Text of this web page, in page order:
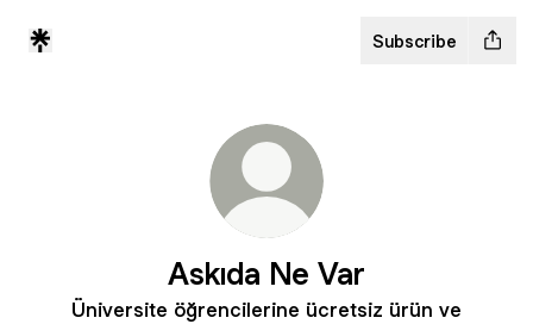
Subscribe
Askıda Ne Var
Üniversite öğrencilerine ücretsiz ürün ve